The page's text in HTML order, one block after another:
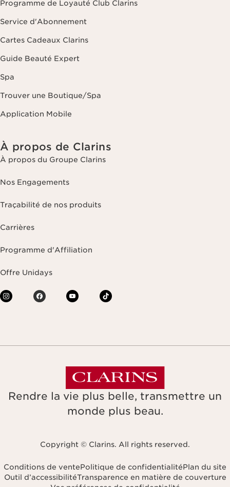
Programme de Loyauté Club Clarins
Service d'Abonnement
Cartes Cadeaux Clarins
Guide Beauté Expert
Spa
Trouver une Boutique/Spa
Application Mobile
À propos de Clarins
À propos du Groupe Clarins
Nos Engagements
Traçabilité de nos produits
Carrières
Programme d'Affiliation
Offre Unidays
Rendre la vie plus belle, transmettre un
monde plus beau.
Copyright © Clarins. All rights reserved.
Conditions de ventePolitique de confidentialitéPlan du site
Outil d’accessibilitéTransparence en matière de couverture